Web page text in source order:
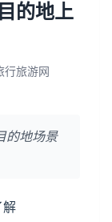
的地上
行旅游网
的地场景
解